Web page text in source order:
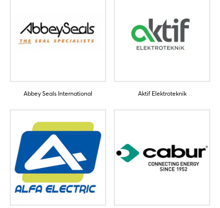
Abbey Seals International Aktif Elektroteknik